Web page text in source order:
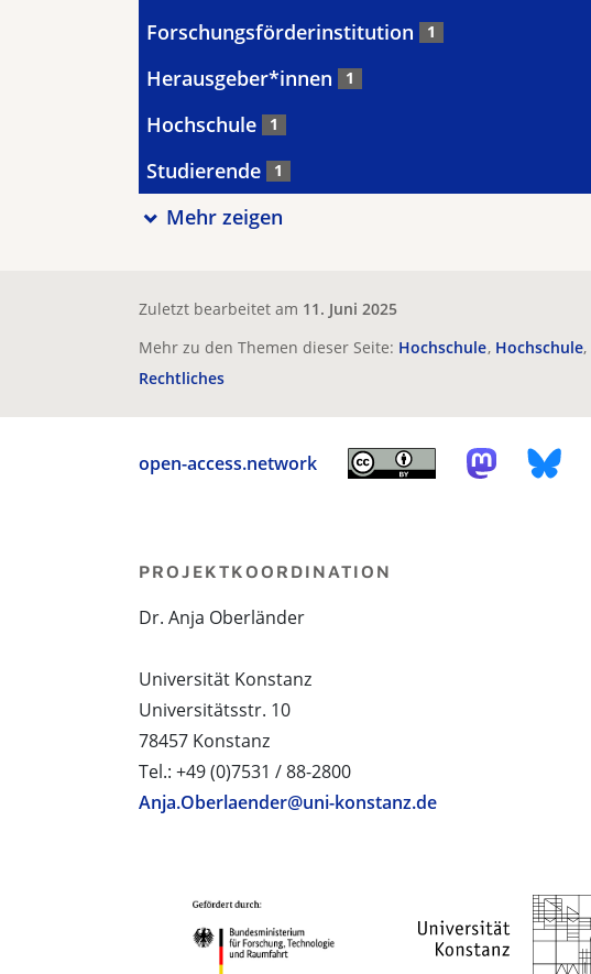
Forschungsförderinstitution 1
Herausgeber*innen 1
Hochschule 1
Studierende 1
Mehr zeigen
Zuletzt bearbeitet am 11. Juni 2025
Mehr zu den Themen dieser Seite: Hochschule Hochschule
Rechtliches
open-access.network
PROJEKTKOORDINATION
Dr. Anja Oberländer
Universität Konstanz
Universitätsstr. 10
78457 Konstanz
Tel.: +49 (0)7531 / 88-2800
Anja.Oberlaender@uni-konstanz.de